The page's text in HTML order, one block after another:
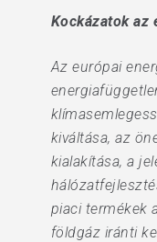
Kockázatok az
Az európai
kiváltása, az
kialakítása, a
piaci termékek
földgáz iránti